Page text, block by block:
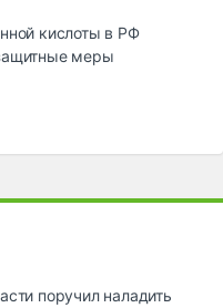
кислоты в РФ
меры
поручил наладить